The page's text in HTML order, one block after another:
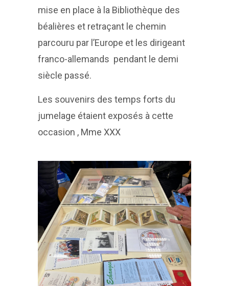
mise en place à la Bibliothèque des
béalières et retraçant le chemin
parcouru par l’Europe et les dirigeant
franco-allemands pendant le demi
siècle passé.
Les souvenirs des temps forts du
jumelage étaient exposés à cette
occasion , Mme XXX